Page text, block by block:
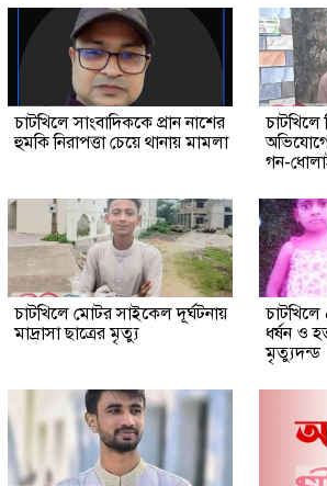
চাটখিলে সাংবাদিককে প্রান নাশের
হুমকি নিরাপত্তা চেয়ে থানায় মামলা
চাটখিলে
গন-
চাটখিলে মোটর সাইকেল দূর্ঘটনায়
মাদ্রাসা ছাত্রের মৃত্যু
ধর্ষন ও
মৃত্যুদন্ড